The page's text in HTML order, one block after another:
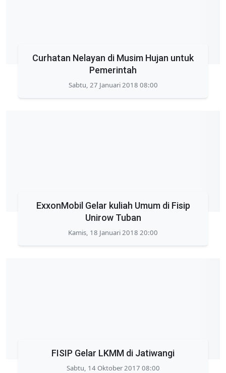
Curhatan Nelayan di Musim Hujan untuk
Pemerintah
Sabtu, 27 Januari 2018 08:00
ExxonMobil Gelar kuliah Umum di Fisip
Unirow Tuban
Kamis, 18 Januari 2018 20:00
FISIP Gelar LKMM di Jatiwangi
Sabtu, 14 Oktober 2017 08:00